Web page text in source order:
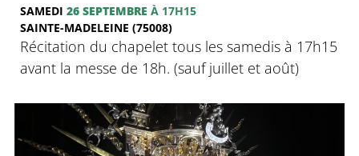
SAMEDI 26 SEPTEMBRE À 17H15
SAINTE-MADELEINE (75008)
Récitation du chapelet tous les samedis à 17h15
avant la messe de 18h. (sauf juillet et août)